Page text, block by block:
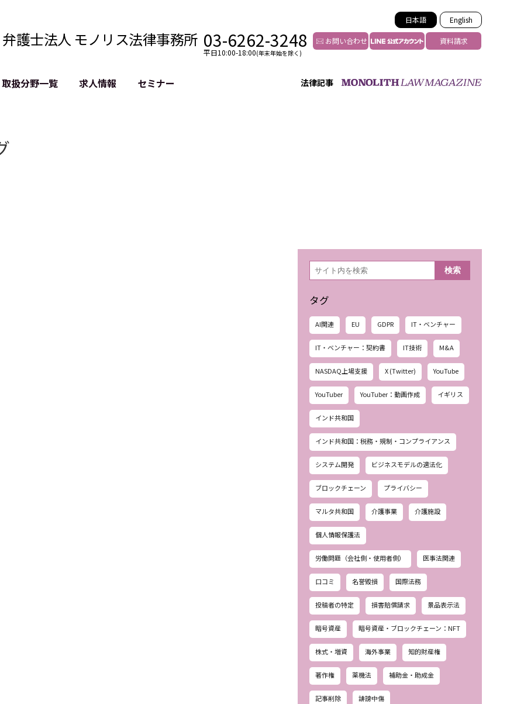
日本語 English
弁護士法人 モノリス法律事務所 03-6262-3248
平日10:00-18:00(年末年始を除く)
お問い合わせ 資料請求
法律記事
取扱分野一覧
整備
チェーン
求人情報 セミナー
検
索 検索
タグ
AI関連 EU GDPR IT・ベンチャー
IT・ベンチャー：契約書 IT技術 M&A
NASDAQ上場支援 X (Twitter) YouTube
YouTuber YouTuber：動画作成 イギリス
インド共和国
インド共和国：税務・規制・コンプライアンス
システム開発 ビジネスモデルの適法化
ブロックチェーン プライバシー
マルタ共和国 介護事業 介護施設
個人情報保護法
労働問題（会社側・使用者側） 医事法関連
口コミ 名誉毀損 国際法務
投稿者の特定 損害賠償請求 景品表示法
暗号資産 暗号資産・ブロックチェーン：NFT
株式・増資 海外事業 知的財産権
著作権 薬機法 補助金・助成金
記事削除 誹謗中傷